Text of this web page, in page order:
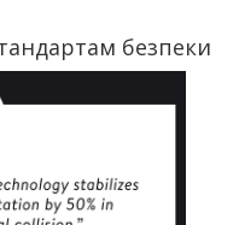
безпеки